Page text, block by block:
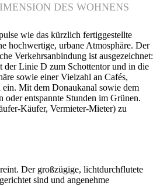
wie das kürzlich fertiggestellte
hochwertige, urbane Atmosphäre. Der
Verkehrsanbindung ist ausgezeichnet:
der Linie D zum Schottentor und in die
sowie einer Vielzahl an Cafés,
ein. Mit dem Donaukanal sowie dem
entspannte Stunden im Grünen.
Käufer, Vermieter-Mieter) zu
Der großzügige, lichtdurchflutete
sind und angenehme